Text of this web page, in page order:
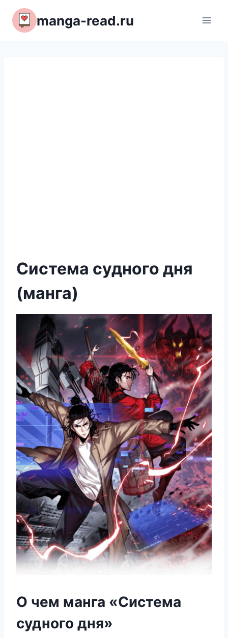
Перейти
содержимому
manga-read.ru
Система судного дня
(манга)
О чем манга «Система
судного дня»